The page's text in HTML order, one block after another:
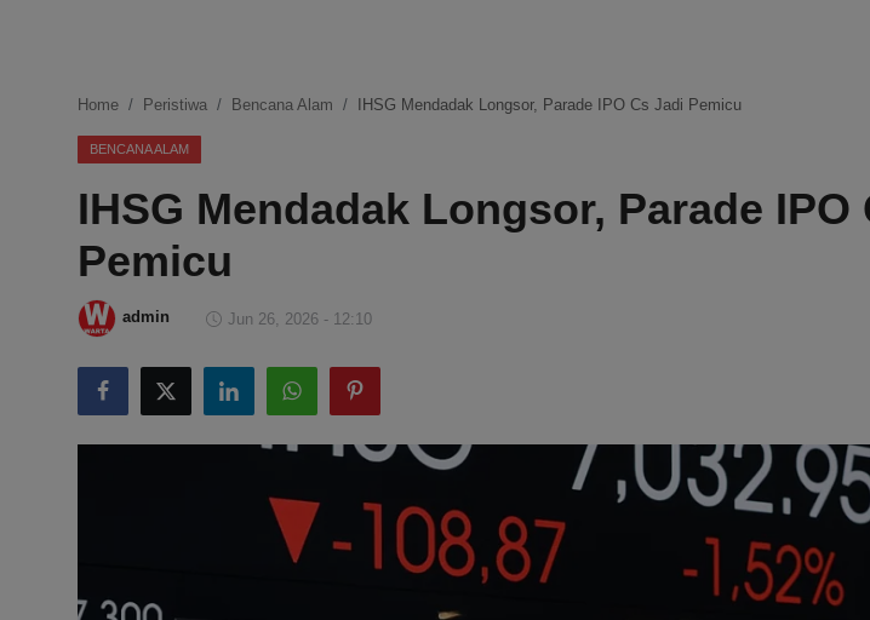
Ekonomi
Internasional
Teknologi
Hiburan
Kesehatan
Home Peristiwa Bencana Alam IHSG Mendadak Longsor, Parade IPO Cs Jadi Pemicu
BENCANA ALAM
IHSG Mendadak Longsor, Parade IPO
Pemicu
admin Jun 26, 2026 - 12:10